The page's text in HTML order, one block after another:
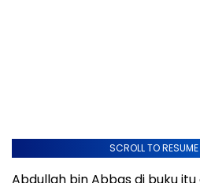
SCROLL TO
Abdullah bin Abbas di buku